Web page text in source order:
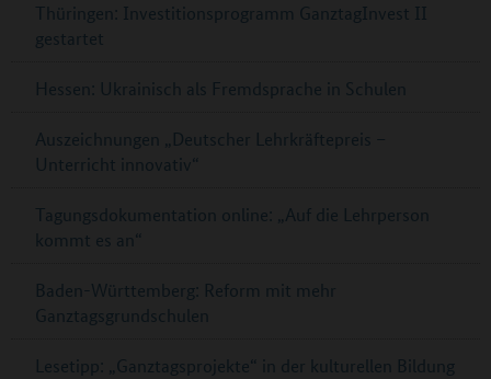
Thüringen: Investitionsprogramm GanztagInvest II
gestartet
Hessen: Ukrainisch als Fremdsprache in Schulen
Auszeichnungen „Deutscher Lehrkräftepreis –
Unterricht innovativ“
Tagungsdokumentation online: „Auf die Lehrperson
kommt es an“
Baden-Württemberg: Reform mit mehr
Ganztagsgrundschulen
Lesetipp: „Ganztagsprojekte“ in der kulturellen Bildung